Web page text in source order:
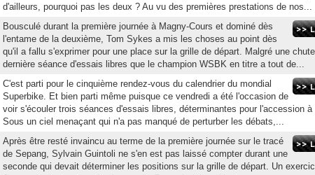
d'ailleurs, pourquoi pas les deux ? Au vu des premières prestations de nos...
Bousculé durant la première journée à Magny-Cours et dominé dès
l'entame de la deuxième, Tom Sykes a mis les choses au point dès
qu'il a fallu s'exprimer pour une place sur la grille de départ. Malgré une
dernière séance d'essais libres que le champion WSBK en titre a tout de...
C'est parti pour le cinquième rendez-vous du calendrier du mondial
Superbike. Et bien parti même puisque ce vendredi a été l'occasion de
voir s'écouler trois séances d'essais libres, déterminantes pour l'accession à
Sous un ciel menaçant qui n'a pas manqué de perturber les débats,...
Après être resté invaincu au terme de la première journée sur le tracé
de Sepang, Sylvain Guintoli ne s'en est pas laissé compter durant une
seconde qui devait déterminer les positions sur la grille de départ. Un